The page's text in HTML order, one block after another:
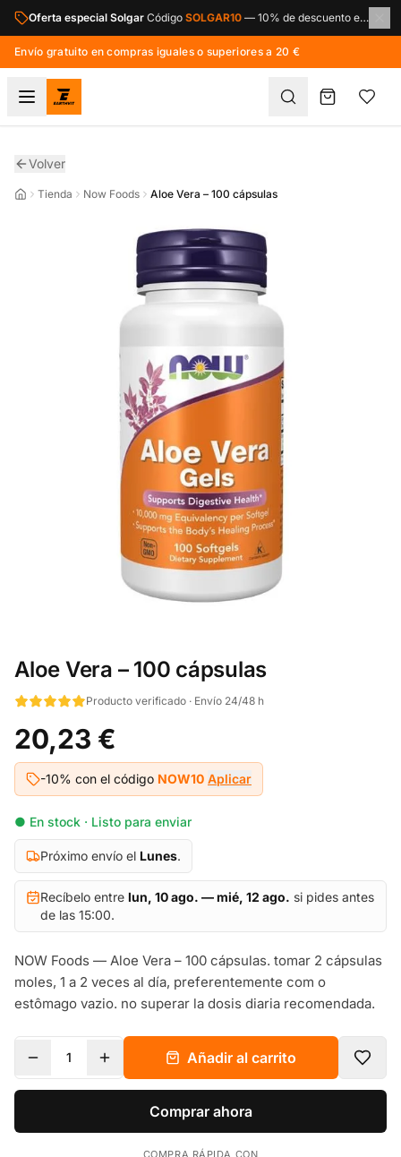
Saltar al contenido principal
Oferta especial Solgar Código SOLGAR10 — 10% de descuento en toda la marca Solgar.
Envío gratuito en compras iguales o superiores a 20 €
Volver
Tienda Now Foods Aloe Vera – 100 cápsulas
Aloe Vera – 100 cápsulas
Producto verificado · Envío 24/48 h
20,23 €
-10% con el código NOW10 Aplicar
● En stock · Listo para enviar
Próximo envío el Lunes.
Recíbelo entre lun, 10 ago. — mié, 12 ago. si pides antes
de las 15:00.
NOW Foods — Aloe Vera – 100 cápsulas. tomar 2 cápsulas
moles, 1 a 2 veces al día, preferentemente com o
estômago vazio. no superar la dosis diaria recomendada.
1 Añadir al carrito
Comprar ahora
COMPRA RÁPIDA CON